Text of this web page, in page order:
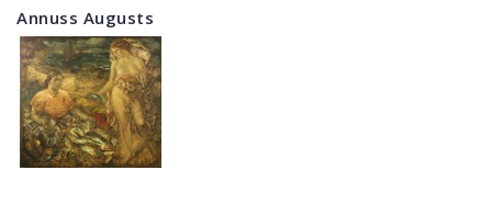
Annuss Augusts